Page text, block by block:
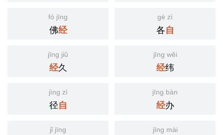
fó jīng
佛经
gè zì
各自
jīng jiǔ
经久
jīng wěi
经纬
jìng zì
径自
jīng bàn
经办
jǐ jīng jīng mài